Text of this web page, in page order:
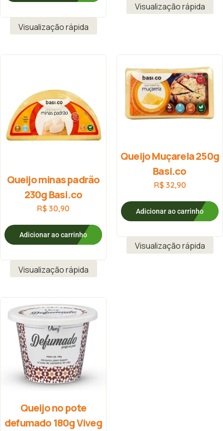
Visualização rápida
Visualização rápida
Queijo minas padrão
230g Basi.co
R$ 30,90
Adicionar ao carrinho
Visualização rápida
Queijo Muçarela 250g
Basi.co
R$32,90
Adicionar ao carrinho
Visualização rápida
Queijo no pote
defumado 180g Viveg